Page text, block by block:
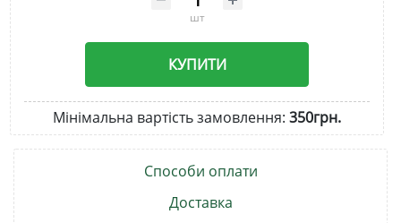
шт
КУПИТИ
Мінімальна вартість замовлення: 350грн.
Способи оплати
Доставка